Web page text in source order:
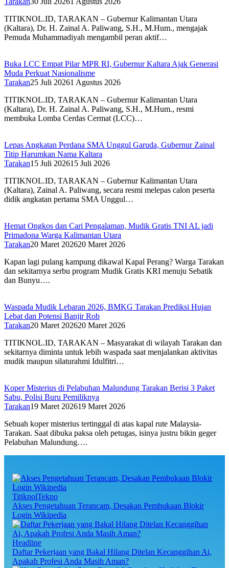
TITIKNOL.ID, TARAKAN – Gubernur Kalimantan Utara
(Kaltara), Dr. H. Zainal A. Paliwang, S.H., M.Hum., mengajak
Pemuda Muhammadiyah mengambil peran aktif…
Buka LCC Empat Pilar MPR RI, Gubernur Kaltara Ajak Generasi
Muda Perkuat Nasionalisme‎
Tarakan25 Juli 20261 Agustus 2026
TITIKNOL.ID, TARAKAN – Gubernur Kalimantan Utara
(Kaltara), Dr. H. Zainal A. Paliwang, S.H., M.Hum., resmi
membuka Lomba Cerdas Cermat (LCC)…
Lepas Angkatan Perdana SMA Unggul Garuda, Gubernur Zainal
Titip Harumkan Nama Kaltara‎
Tarakan15 Juli 202615 Juli 2026
TITIKNOL.ID, TARAKAN – Gubernur Kalimantan Utara
(Kaltara), Zainal A. Paliwang, secara resmi melepas calon peserta
didik angkatan pertama SMA Unggul…
Hemat Ongkos dan Cari Pengalaman, Mudik Gratis TNI AL jadi
Primadona Warga Kalimantan Utara
Tarakan20 Maret 202620 Maret 2026
Kapan lagi pulang kampung dikawal Kapal Perang? Warga Tarakan
dan sekitarnya serbu program Mudik Gratis KRI menuju Sebatik
dan Bunyu….
Waspada Mudik Lebaran 2026, BMKG Tarakan Prediksi Hujan
Lebat dan Potensi Banjir Rob
Tarakan20 Maret 202620 Maret 2026
TITIKNOL.ID, TARAKAN – Masyarakat di wilayah Tarakan dan
sekitarnya diminta untuk lebih waspada saat menjalankan aktivitas
mudik maupun silaturahmi Idulfitri…
Koper Misterius di Pelabuhan Malundung Tarakan Berisi 3 Paket
Sabu, Polisi Buru Pemiliknya
Tarakan19 Maret 202619 Maret 2026
Sebuah koper misterius tertinggal di atas kapal rute Malaysia-
Tarakan. Saat dibuka paksa oleh petugas, isinya justru bikin geger
Pelabuhan Malundung….
TitiknolTekno
Akses Pengetahuan Terancam, Desakan Pembukaan Blokir
Login Wikipedia
Headline
Daftar Pekerjaan yang Bakal Hilang Ditelan Kecanggihan Ai,
Apakah Profesi Anda Masih Aman?